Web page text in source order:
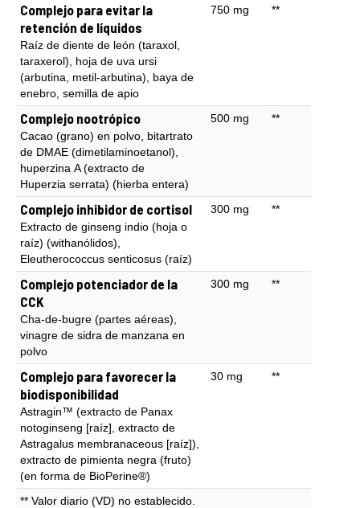
Complejo para evitar la
retención de líquidos
Raíz de diente de león (taraxol,
taraxerol), hoja de uva ursi
(arbutina, metil-arbutina), baya de
enebro, semilla de apio
750 mg **
Complejo nootrópico
Cacao (grano) en polvo, bitartrato
de DMAE (dimetilaminoetanol),
huperzina A (extracto de
Huperzia serrata) (hierba entera)
500 mg **
Complejo inhibidor de cortisol
Extracto de ginseng indio (hoja o
raíz) (withanólidos),
Eleutherococcus senticosus (raíz)
300 mg **
Complejo potenciador de la
CCK
Cha-de-bugre (partes aéreas),
vinagre de sidra de manzana en
polvo
300 mg **
Complejo para favorecer la
biodisponibilidad
Astragin™ (extracto de Panax
notoginseng [raíz], extracto de
Astragalus membranaceous [raíz]),
extracto de pimienta negra (fruto)
(en forma de BioPerine®)
30 mg **
** Valor diario (VD) no establecido.